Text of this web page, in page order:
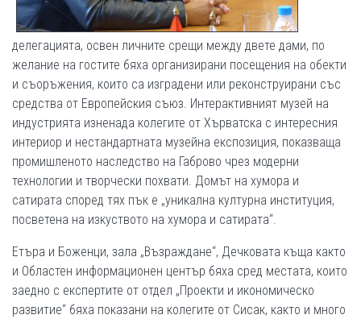
делегацията, освен личните срещи между двете дами, по
желание на гостите бяха организирани посещения на обекти
и съоръжения, които са изградени или реконструирани със
средства от Европейския съюз. Интерактивният музей на
индустрията изненада колегите от Хърватска с интересния
интериор и нестандартната музейна експозиция, показваща
промишленото наследство на Габрово чрез модерни
технологии и творчески похвати. Домът на хумора и
сатирата според тях пък е „уникална културна институция,
посветена на изкуството на хумора и сатирата“.
Етъра и Боженци, зала „Възраждане“, Дечковата къща както
и Областен информационен център бяха сред местата, които
заедно с експертите от отдел „Проекти и икономическо
развитие“ бяха показани на колегите от Сисак, както и много